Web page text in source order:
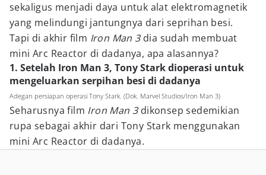
sekaligus menjadi daya untuk alat elektromagnetik
yang melindungi jantungnya dari seprihan besi.
Tapi di akhir film Iron Man 3 dia sudah membuat
mini Arc Reactor di dadanya, apa alasannya?
1. Setelah Iron Man 3, Tony Stark dioperasi untuk
mengeluarkan serpihan besi di dadanya
Adegan persiapan operasi Tony Stark. (Dok. Marvel Studios/Iron Man 3)
Seharusnya film Iron Man 3 dikonsep sedemikian
rupa sebagai akhir dari Tony Stark menggunakan
mini Arc Reactor di dadanya.